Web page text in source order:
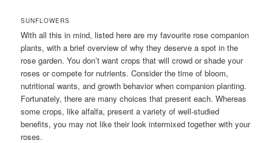
SUNFLOWERS
With all this in mind, listed here are my favourite rose companion
plants, with a brief overview of why they deserve a spot in the
rose garden. You don’t want crops that will crowd or shade your
roses or compete for nutrients. Consider the time of bloom,
nutritional wants, and growth behavior when companion planting.
Fortunately, there are many choices that present each. Whereas
some crops, like alfalfa, present a variety of well-studied
benefits, you may not like their look intermixed together with your
roses.